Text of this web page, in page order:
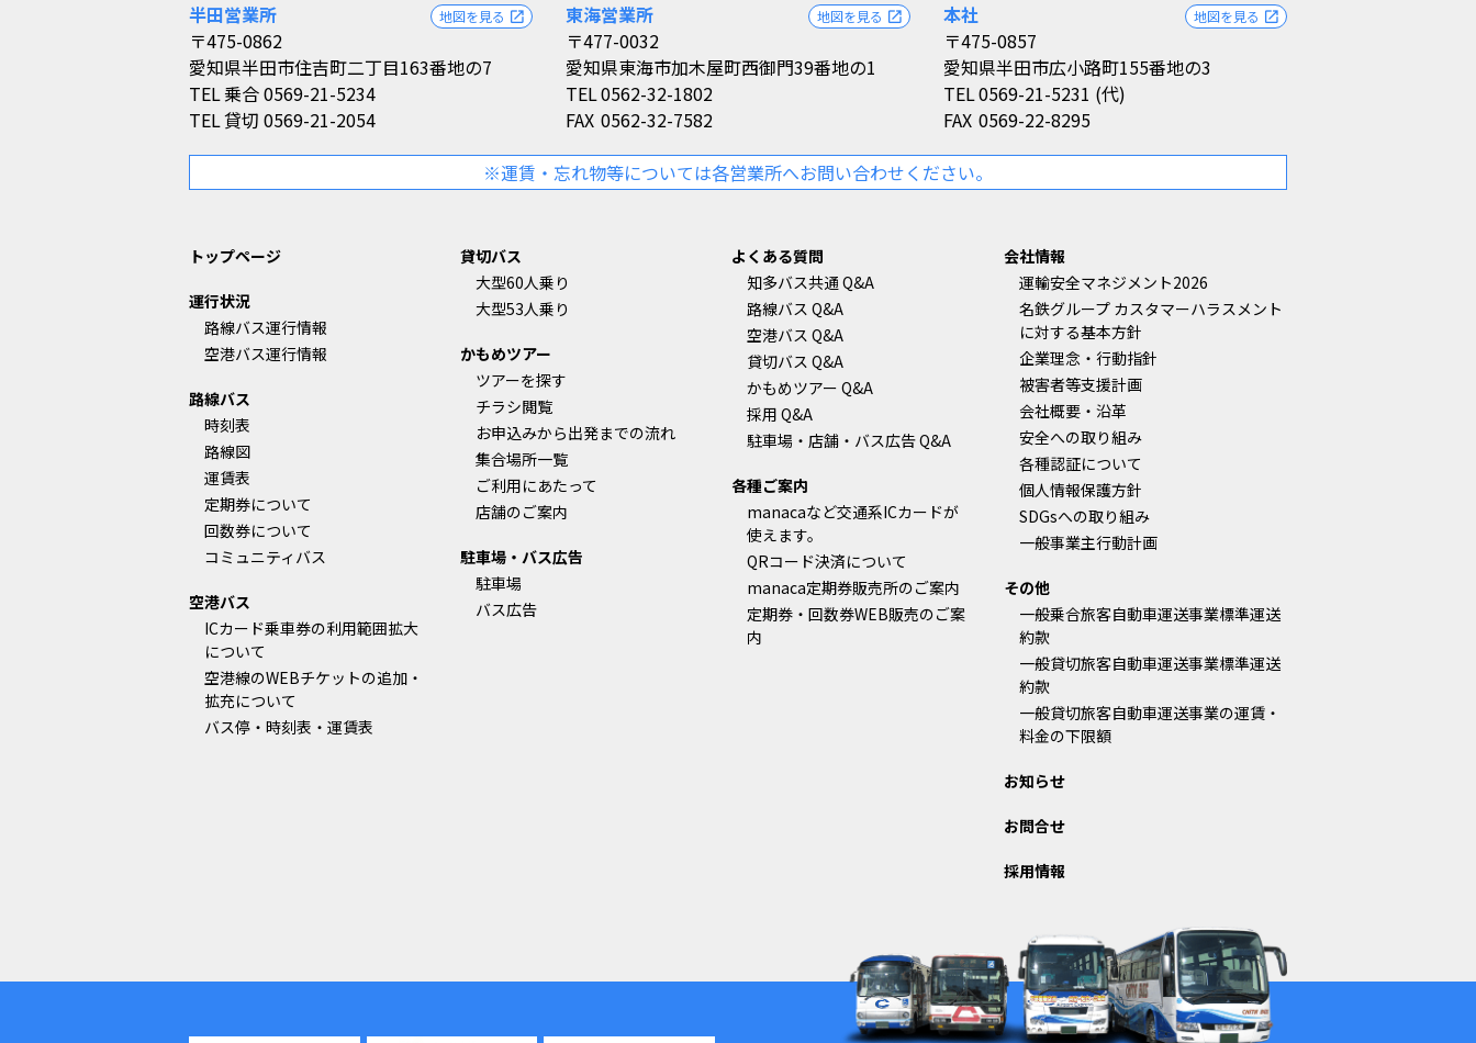
半田営業所
〒475-0862
愛知県半田市住吉町二丁目163番地の7
地図を見る open_in_new
TEL乗合 0569-21-5234
TEL貸切 0569-21-2054
東海営業所
〒477-0032
愛知県東海市加木屋町西御門39番地の1
地図を見る open_in_new
TEL0562-32-1802
FAX 0562-32-7582
本社
〒475-0857
愛知県半田市広小路町155番地の3
地図を見る open_in_new
TEL0569-21-5231 (代)
FAX 0569-22-8295
※運賃・忘れ物等については各営業所へお問い合わせください。
トップページ
運行状況
路線バス運行情報
空港バス運行情報
路線バス
時刻表
路線図
運賃表
定期券について
回数券について
コミュニティバス
空港バス
ICカード乗車券の利用範囲拡大
について
空港線のWEBチケットの追加・
拡充について
バス停・時刻表・運賃表
貸切バス
大型60人乗り
大型53人乗り
かもめツアー
ツアーを探す
チラシ閲覧
お申込みから出発までの流れ
集合場所一覧
ご利用にあたって
店舗のご案内
駐車場・バス広告
駐車場
バス広告
よくある質問
知多バス共通 Q&A
路線バス Q&A
空港バス Q&A
貸切バス Q&A
かもめツアー Q&A
採用 Q&A
駐車場・店舗・バス広告 Q&A
各種ご案内
manacaなど交通系ICカードが
使えます。
QRコード決済について
manaca定期券販売所のご案内
定期券・回数券WEB販売のご案
内
会社情報
運輸安全マネジメント2026
名鉄グループ カスタマーハラスメント
に対する基本方針
企業理念・行動指針
被害者等支援計画
会社概要・沿革
安全への取り組み
各種認証について
個人情報保護方針
SDGsへの取り組み
一般事業主行動計画
その他
一般乗合旅客自動車運送事業標準運送
約款
一般貸切旅客自動車運送事業標準運送
約款
一般貸切旅客自動車運送事業の運賃・
料金の下限額
お知らせ
お問合せ
採用情報